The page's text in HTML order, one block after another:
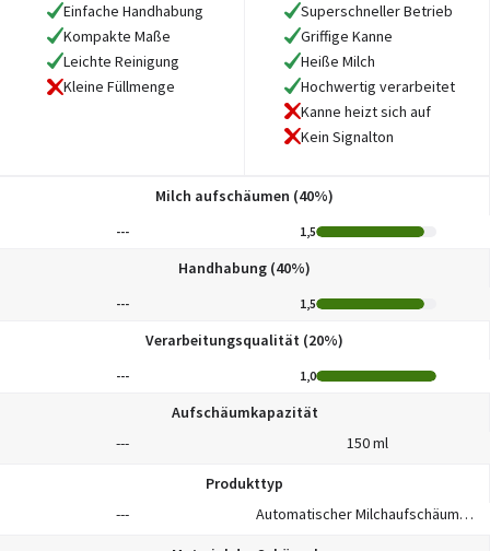
Einfache Handhabung
Kompakte Maße
Leichte Reinigung
Kleine Füllmenge
Superschneller Betrieb
Griffige Kanne
Heiße Milch
Hochwertig verarbeitet
Kanne heizt sich auf
Kein Signalton
Milch aufschäumen (40%)
--- 1,5
Handhabung (40%)
--- 1,5
Verarbeitungsqualität (20%)
--- 1,0
Aufschäumkapazität
---
150 ml
Produkttyp
---
Automatischer Milchaufschäumer/-wärmer